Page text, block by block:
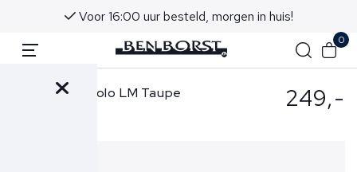
Voor 16:00 uur besteld, morgen in huis!
0
Gran Sasso Polo LM Taupe 249,-